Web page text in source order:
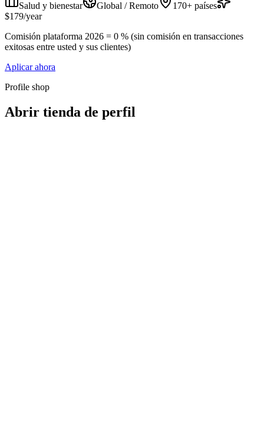
Salud y bienestar Global / Remoto
170+ países
$179/year
Comisión plataforma 2026 = 0 % (sin comisión en transacciones
exitosas entre usted y sus clientes)
Aplicar ahora
Profile shop
Abrir tienda de perfil